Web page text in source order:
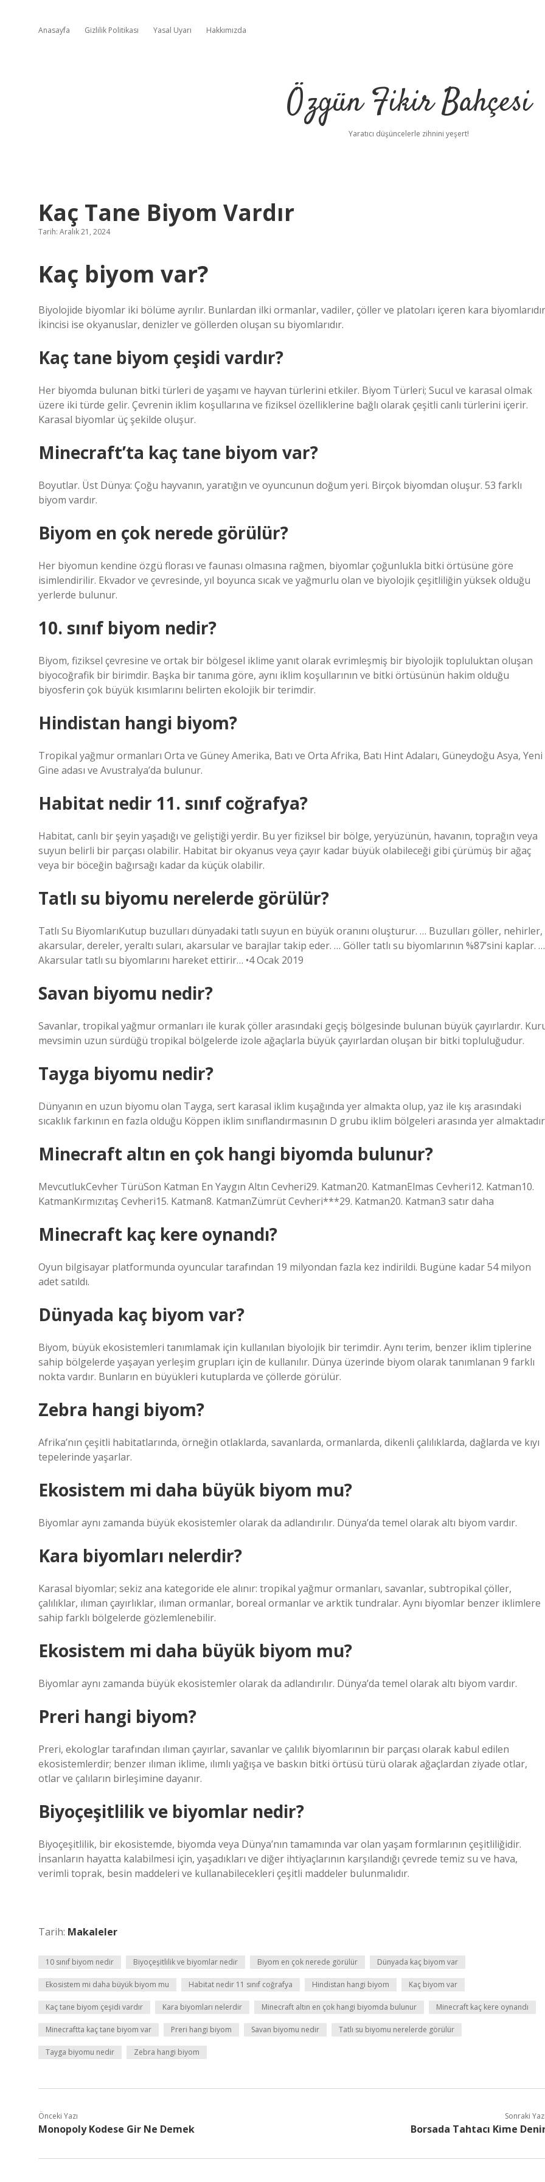
Anasayfa Gizlilik Politikası Yasal Uyarı Hakkımızda
Özgün Fikir Bahçesi
Yaratıcı düşüncelerle zihnini yeşert!
Kaç Tane Biyom Vardır
Tarih: Aralık 21, 2024
Kaç biyom var?
Biyolojide biyomlar iki bölüme ayrılır. Bunlardan ilki ormanlar, vadiler, çöller ve platoları içeren kara
İkincisi ise okyanuslar, denizler ve göllerden oluşan su biyomlarıdır.
Kaç tane biyom çeşidi vardır?
Her biyomda bulunan bitki türleri de yaşamı ve hayvan türlerini etkiler. Biyom Türleri; Sucul ve karasal olmak
üzere iki türde gelir. Çevrenin iklim koşullarına ve fiziksel özelliklerine bağlı olarak çeşitli canlı türlerini içerir.
Karasal biyomlar üç şekilde oluşur.
Minecraft’ta kaç tane biyom var?
Boyutlar. Üst Dünya: Çoğu hayvanın, yaratığın ve oyuncunun doğum yeri. Birçok biyomdan oluşur. 53 farklı
biyom vardır.
Biyom en çok nerede görülür?
Her biyomun kendine özgü florası ve faunası olmasına rağmen, biyomlar çoğunlukla bitki örtüsüne göre
isimlendirilir. Ekvador ve çevresinde, yıl boyunca sıcak ve yağmurlu olan ve biyolojik çeşitliliğin yüksek olduğu
yerlerde bulunur.
10. sınıf biyom nedir?
Biyom, fiziksel çevresine ve ortak bir bölgesel iklime yanıt olarak evrimleşmiş bir biyolojik topluluktan oluşan
biyocoğrafik bir birimdir. Başka bir tanıma göre, aynı iklim koşullarının ve bitki örtüsünün hakim olduğu
biyosferin çok büyük kısımlarını belirten ekolojik bir terimdir.
Hindistan hangi biyom?
Tropikal yağmur ormanları Orta ve Güney Amerika, Batı ve Orta Afrika, Batı Hint Adaları, Güneydoğu Asya, Yeni
Gine adası ve Avustralya’da bulunur.
Habitat nedir 11. sınıf coğrafya?
Habitat, canlı bir şeyin yaşadığı ve geliştiği yerdir. Bu yer fiziksel bir bölge, yeryüzünün, havanın, toprağın veya
suyun belirli bir parçası olabilir. Habitat bir okyanus veya çayır kadar büyük olabileceği gibi çürümüş bir ağaç
veya bir böceğin bağırsağı kadar da küçük olabilir.
Tatlı su biyomu nerelerde görülür?
Tatlı Su BiyomlarıKutup buzulları dünyadaki tatlı suyun en büyük oranını oluşturur. … Buzulları göller, nehirler,
akarsular, dereler, yeraltı suları, akarsular ve barajlar takip eder. … Göller tatlı su biyomlarının %87’sini kaplar. …
Akarsular tatlı su biyomlarını hareket ettirir… •4 Ocak 2019
Savan biyomu nedir?
Savanlar, tropikal yağmur ormanları ile kurak çöller arasındaki geçiş bölgesinde bulunan büyük çayırlardır.
mevsimin uzun sürdüğü tropikal bölgelerde izole ağaçlarla büyük çayırlardan oluşan bir bitki topluluğudur.
Tayga biyomu nedir?
Dünyanın en uzun biyomu olan Tayga, sert karasal iklim kuşağında yer almakta olup, yaz ile kış arasındaki
sıcaklık farkının en fazla olduğu Köppen iklim sınıflandırmasının D grubu iklim bölgeleri arasında yer
Minecraft altın en çok hangi biyomda bulunur?
MevcutlukCevher TürüSon Katman En Yaygın Altın Cevheri29. Katman20. KatmanElmas Cevheri12. Katman10.
KatmanKırmızıtaş Cevheri15. Katman8. KatmanZümrüt Cevheri***29. Katman20. Katman3 satır daha
Minecraft kaç kere oynandı?
Oyun bilgisayar platformunda oyuncular tarafından 19 milyondan fazla kez indirildi. Bugüne kadar 54 milyon
adet satıldı.
Dünyada kaç biyom var?
Biyom, büyük ekosistemleri tanımlamak için kullanılan biyolojik bir terimdir. Aynı terim, benzer iklim tiplerine
sahip bölgelerde yaşayan yerleşim grupları için de kullanılır. Dünya üzerinde biyom olarak tanımlanan 9 farklı
nokta vardır. Bunların en büyükleri kutuplarda ve çöllerde görülür.
Zebra hangi biyom?
Afrika’nın çeşitli habitatlarında, örneğin otlaklarda, savanlarda, ormanlarda, dikenli çalılıklarda, dağlarda ve kıyı
tepelerinde yaşarlar.
Ekosistem mi daha büyük biyom mu?
Biyomlar aynı zamanda büyük ekosistemler olarak da adlandırılır. Dünya’da temel olarak altı biyom vardır.
Kara biyomları nelerdir?
Karasal biyomlar; sekiz ana kategoride ele alınır: tropikal yağmur ormanları, savanlar, subtropikal çöller,
çalılıklar, ılıman çayırlıklar, ılıman ormanlar, boreal ormanlar ve arktik tundralar. Aynı biyomlar benzer iklimlere
sahip farklı bölgelerde gözlemlenebilir.
Ekosistem mi daha büyük biyom mu?
Biyomlar aynı zamanda büyük ekosistemler olarak da adlandırılır. Dünya’da temel olarak altı biyom vardır.
Preri hangi biyom?
Preri, ekologlar tarafından ılıman çayırlar, savanlar ve çalılık biyomlarının bir parçası olarak kabul edilen
ekosistemlerdir; benzer ılıman iklime, ılımlı yağışa ve baskın bitki örtüsü türü olarak ağaçlardan ziyade otlar,
otlar ve çalıların birleşimine dayanır.
Biyoçeşitlilik ve biyomlar nedir?
Biyoçeşitlilik, bir ekosistemde, biyomda veya Dünya’nın tamamında var olan yaşam formlarının çeşitliliğidir.
İnsanların hayatta kalabilmesi için, yaşadıkları ve diğer ihtiyaçlarının karşılandığı çevrede temiz su ve hava,
verimli toprak, besin maddeleri ve kullanabilecekleri çeşitli maddeler bulunmalıdır.
Tarih: Makaleler
10 sınıf biyom nedir Biyoçeşitlilik ve biyomlar nedir Biyom en çok nerede görülür Dünyada kaç biyom var
Ekosistem mi daha büyük biyom mu Habitat nedir 11 sınıf coğrafya Hindistan hangi biyom Kaç biyom var
Kaç tane biyom çeşidi vardır Kara biyomları nelerdir Minecraft altın en çok hangi biyomda bulunur Minecraft kaç kere oynandı
Minecraftta kaç tane biyom var Preri hangi biyom Savan biyomu nedir Tatlı su biyomu nerelerde görülür
Tayga biyomu nedir Zebra hangi biyom
Önceki Yazı
Monopoly Kodese Gir Ne Demek
Sonraki
Borsada Tahtacı Kime